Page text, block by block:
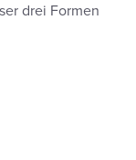
drei Formen